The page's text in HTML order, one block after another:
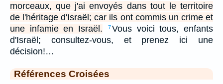
morceaux, que j'ai envoyés dans tout le territoire
de l'héritage d'Israël; car ils ont commis un crime et
une infamie en Israël.
7Vous voici tous, enfants
d'Israël; consultez-vous, et prenez ici une
décision!…
Références Croisées